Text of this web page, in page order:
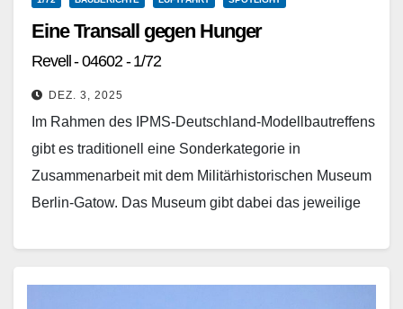
Eine Transall gegen Hunger
Revell - 04602 - 1/72
DEZ. 3, 2025
Im Rahmen des IPMS-Deutschland-Modellbautreffens
gibt es traditionell eine Sonderkategorie in
Zusammenarbeit mit dem Militärhistorischen Museum
Berlin-Gatow. Das Museum gibt dabei das jeweilige